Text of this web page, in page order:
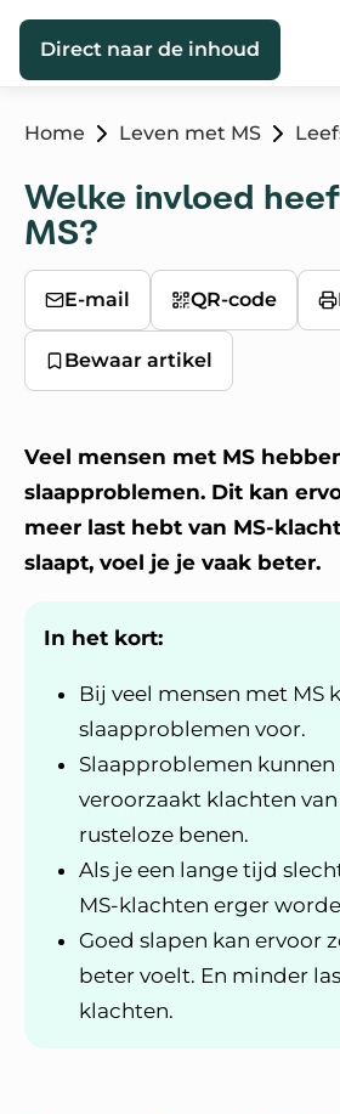
Direct naar de inhoud
Home Leven met MS
Welke invloed
MS?
E-mail QR-code
Bewaar artikel
Veel mensen met MS
slaapproblemen. Dit kan
meer last hebt van MS-
slaapt, voel je je vaak beter.
In het kort:
Bij veel mensen met MS
slaapproblemen voor.
Slaapproblemen
veroorzaakt klachten van
rusteloze benen.
Als je een lange tijd
MS-klachten erger
Goed slapen kan ervoor
beter voelt. En minder
klachten.